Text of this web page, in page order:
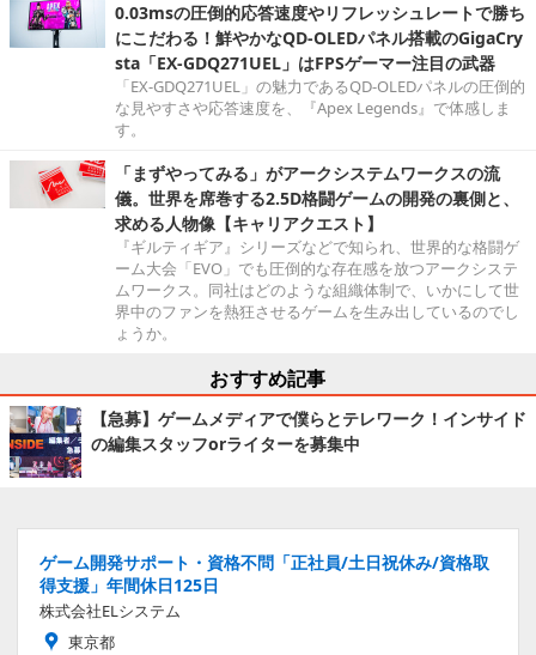
0.03msの圧倒的応答速度やリフレッシュレートで勝ち
にこだわる！鮮やかなQD-OLEDパネル搭載のGigaCry
sta「EX-GDQ271UEL」はFPSゲーマー注目の武器
「EX-GDQ271UEL」の魅力であるQD-OLEDパネルの圧倒的
な見やすさや応答速度を、『Apex Legends』で体感しま
す。
「まずやってみる」がアークシステムワークスの流
儀。世界を席巻する2.5D格闘ゲームの開発の裏側と、
求める人物像【キャリアクエスト】
『ギルティギア』シリーズなどで知られ、世界的な格闘ゲ
ーム大会「EVO」でも圧倒的な存在感を放つアークシステ
ムワークス。同社はどのような組織体制で、いかにして世
界中のファンを熱狂させるゲームを生み出しているのでし
ょうか。
おすすめ記事
【急募】ゲームメディアで僕らとテレワーク！インサイド
の編集スタッフorライターを募集中
ゲーム開発サポート・資格不問「正社員/土日祝休み/資格取
得支援」年間休日125日
株式会社ELシステム
東京都